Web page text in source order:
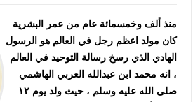
النواب يقر مشروع
القاضي يلتقي رؤساء تحرير الصحف اليومية
على شراكة فاعلة مع
كان مولد اعظم رجل في العالم هو الرسول
الهادي الذي رسخ رسالة التوحيد في العالم
، انه محمد ابن عبدالله العربي الهاشمي
صلى الله عليه وسلم ، حيث ولد يوم ١٢